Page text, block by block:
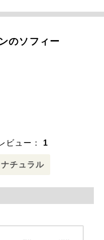
のソフィー
ビュー： 1
ナチュラル